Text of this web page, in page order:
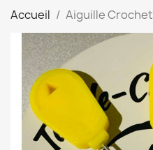
Accueil Aiguille Crochet